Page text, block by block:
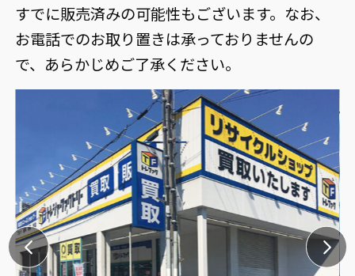
すでに販売済みの可能性もございます。なお、
お電話でのお取り置きは承っておりませんの
で、あらかじめご了承ください。